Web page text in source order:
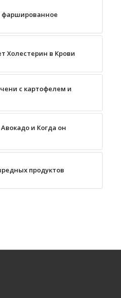
фаршированное
Холестерин в Крови
с картофелем и
и Когда он
продуктов